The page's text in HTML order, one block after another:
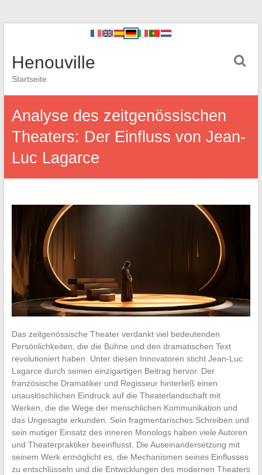
Henouville
Startseite
Analyse des zeitgenössischen
Theaters: Der Einfluss von Jean-
Luc Lagarce
Das zeitgenössische Theater verdankt viel bedeutenden
Persönlichkeiten, die die Bühne und den dramatischen Text
revolutioniert haben. Unter diesen Innovatoren sticht Jean-Luc
Lagarce durch seinen einzigartigen Beitrag hervor. Der
französische Dramatiker und Regisseur hinterließ einen
unauslöschlichen Eindruck auf die Theaterlandschaft mit
Werken, die die Wege der menschlichen Kommunikation und
das Ungesagte erkunden. Sein fragmentarisches Schreiben und
sein mutiger Einsatz des inneren Monologs haben viele Autoren
und Theaterpraktiker beeinflusst. Die Auseinandersetzung mit
seinem Werk ermöglicht es, die Mechanismen seines Einflusses
zu entschlüsseln und die Entwicklungen des modernen Theaters